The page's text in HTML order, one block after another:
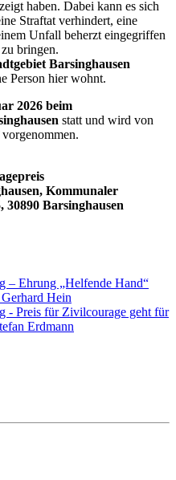
haben. Dabei kann es sich
Straftat verhindert, eine
Unfall beherzt eingegriffen
bringen.
Barsinghausen
Person hier wohnt.
2026 beim
statt und wird von
vorgenommen.
Kommunaler
Barsinghausen
– Ehrung „Helfende Hand“
Hein
- Preis für Zivilcourage geht für
Erdmann